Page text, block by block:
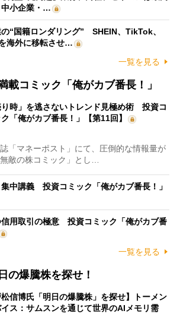
中小企業・…
“国籍ロンダリング” SHEIN、TikTok、
海外に移転させ…
一覧を見る
載コミック「俺がカブ番長！」
り時」を逃さないトレンド見極め術 投資コ
ク「俺がカブ番長！」【第11回】
「マネーポスト」にて、圧倒的な情報量が
敵の株コミック」とし…
中講義 投資コミック「俺がカブ番長！」
用取引の極意 投資コミック「俺がカブ番
一覧を見る
の爆騰株を探せ！
松信博氏「明日の爆騰株」を探せ】トーメン
ス：サムスンを通じて世界のAIメモリ需